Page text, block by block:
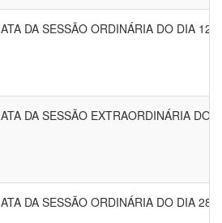
ATA DA SESSÃO ORDINÁRIA DO DIA 12/
ATA DA SESSÃO EXTRAORDINÁRIA DO
ATA DA SESSÃO ORDINÁRIA DO DIA 28/